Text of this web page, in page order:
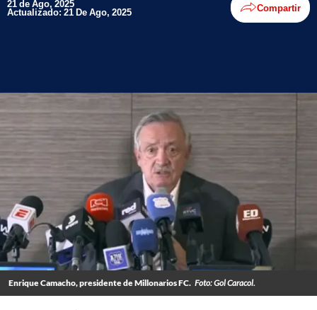
21 de Ago, 2025
Actualizado: 21 De Ago, 2025 Compartir
Enrique Camacho, presidente de Millonarios FC. Foto: Gol Caracol.